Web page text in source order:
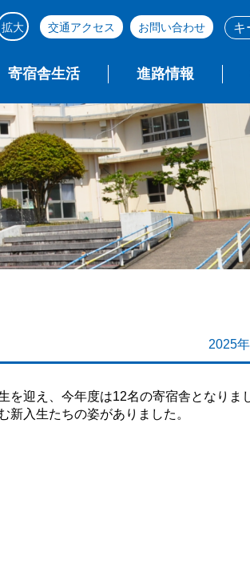
拡大 交通アクセス お問い合わせ
寄宿舎生活 進路情報
2025
迎え、今年度は12名の寄宿舎となりま
入生たちの姿がありました。